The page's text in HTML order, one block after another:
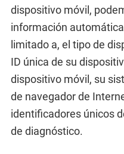
dispositivo móvil,
información
limitado a, el tipo de
ID única de su
dispositivo móvil, su
de navegador de
identificadores únicos
de diagnóstico.